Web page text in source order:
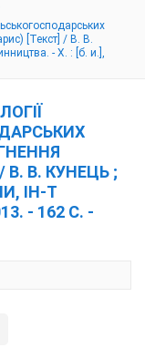
[Текст] / В. В.
- Х. : [б. и.],
В. КУНЕЦЬ ;
ІН-Т
- 162 С. -